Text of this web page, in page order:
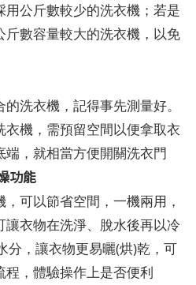
公斤數較少的洗衣機；若是
數容量較大的洗衣機，以免
洗衣機，記得事先測量好。
機，需預留空間以便拿取衣
，就相當方便開關洗衣門
功能
可以節省空間，一機兩用，
衣物在洗淨、脫水後再以冷
分，讓衣物更易曬(烘)乾，可
，體驗操作上是否便利